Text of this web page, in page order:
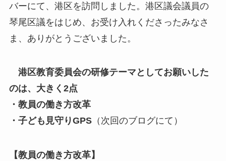
バーにて、港区を訪問しました。港区議会議員の
琴尾区議をはじめ、お受け入れくださったみなさ
ま、ありがとうございました。
港区教育委員会の研修テーマとしてお願いした
のは、大きく2点
・教員の働き方改革
・子ども見守りGPS（次回のブログにて）
【教員の働き方改革】